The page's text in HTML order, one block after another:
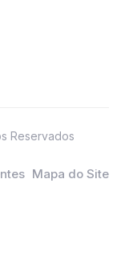
Reservados
Mapa do Site